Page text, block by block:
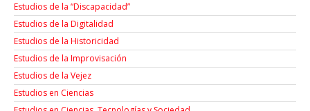
Estudios de la “Discapacidad”
Estudios de la Digitalidad
Estudios de la Historicidad
Estudios de la Improvisación
Estudios de la Vejez
Estudios en Ciencias